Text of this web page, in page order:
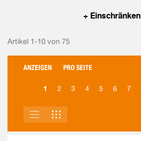
+ Einschränken
Artikel 1-10 von 75
ANZEIGEN PRO SEITE
1 2 3 4 5 6 7
ANSICHT
ALS
LISTE